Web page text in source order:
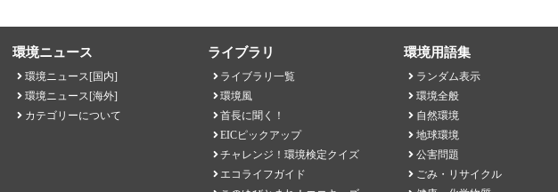
環境ニュース
環境ニュース[国内]
環境ニュース[海外]
カテゴリーについて
ライブラリ
ライブラリ一覧
環境風
首長に聞く！
EICピックアップ
チャレンジ！環境検定クイズ
エコライフガイド
環境用語集
ランダム表示
環境全般
自然環境
地球環境
公害問題
ごみ・リサイクル